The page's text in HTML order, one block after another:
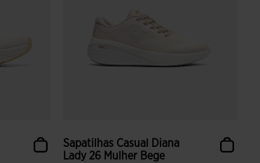
Sapatilhas Casual Diana
Lady 26 Mulher Bege